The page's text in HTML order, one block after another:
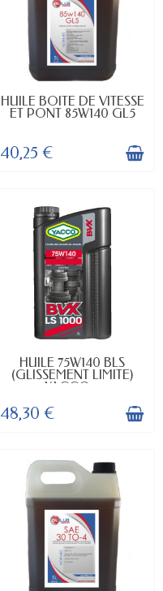
EN STOCK
HUILE BOITE DE VITESSE
ET PONT 85W140 GL5
40,25 €
EN STOCK
HUILE 75W140 BLS
(GLISSEMENT LIMITE)
YACCO...
48,30 €